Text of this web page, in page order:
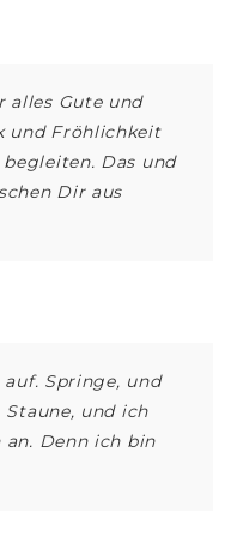
alles Gute und
und Fröhlichkeit
Das und
Dir aus
Springe, und
und ich
Denn ich bin